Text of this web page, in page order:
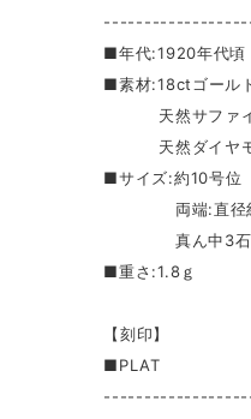
■年代:1920年代頃
■素材:18ctゴール
天然サファイア
天然ダイヤモ
■サイズ:約10号位
両端:直径約
真ん中3石:直
■重さ:1.8ｇ
【刻印】
■PLAT